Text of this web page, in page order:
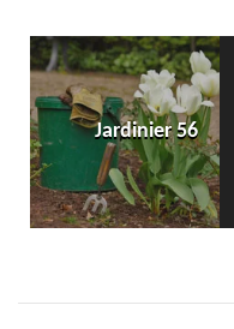
Jardinier 56